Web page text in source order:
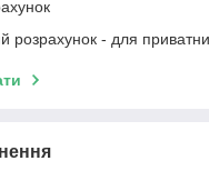
розрахунок - для